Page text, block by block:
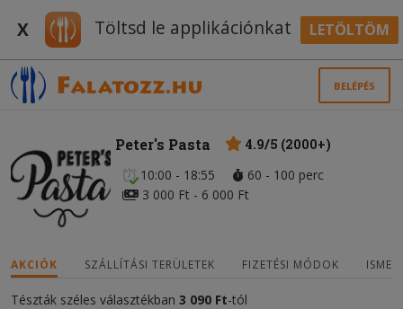
X Töltsd le applikációnkat LETÖLTÖM
BELÉPÉS
Peter's Pasta
4.9/5 (2000+)
10:00 - 18:55
60 - 100 perc
3 000 Ft - 6 000 Ft
AKCIÓK SZÁLLÍTÁSI TERÜLETEK FIZETÉSI MÓDOK
Tészták széles választékban 3 090 Ft-tól